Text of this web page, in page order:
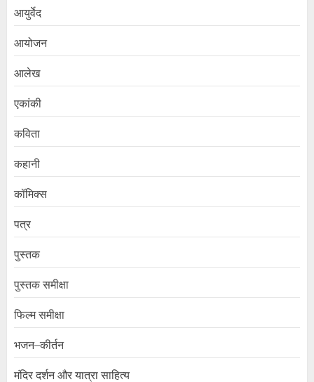
आयुर्वेद
आयोजन
आलेख
एकांकी
कविता
कहानी
कॉमिक्स
पत्र
पुस्तक
पुस्तक समीक्षा
फिल्म समीक्षा
भजन–कीर्तन
मंदिर दर्शन और यात्रा साहित्य